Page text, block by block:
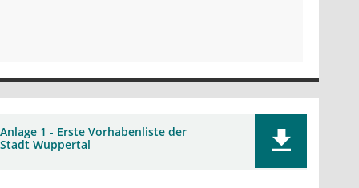
Anlage 1 - Erste Vorhabenliste der
Stadt Wuppertal